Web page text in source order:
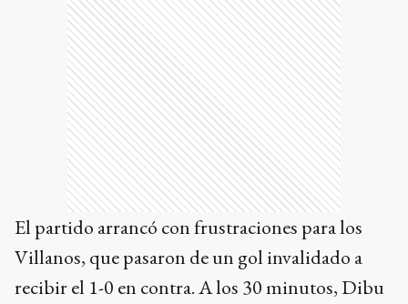
El partido arrancó con frustraciones para los
Villanos, que pasaron de un gol invalidado a
recibir el 1-0 en contra. A los 30 minutos, Dibu